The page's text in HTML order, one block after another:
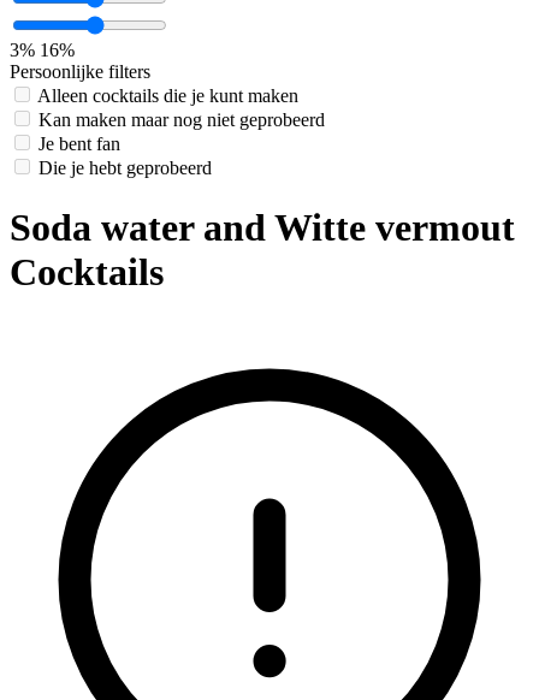
3% 16%
Persoonlijke filters
Alleen cocktails die je kunt maken
Kan maken maar nog niet geprobeerd
Je bent fan
Die je hebt geprobeerd
Soda water and Witte vermout
Cocktails